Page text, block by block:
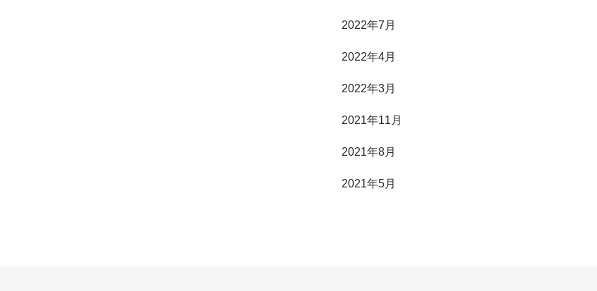
2022年7月
2022年4月
2022年3月
2021年11月
2021年8月
2021年5月